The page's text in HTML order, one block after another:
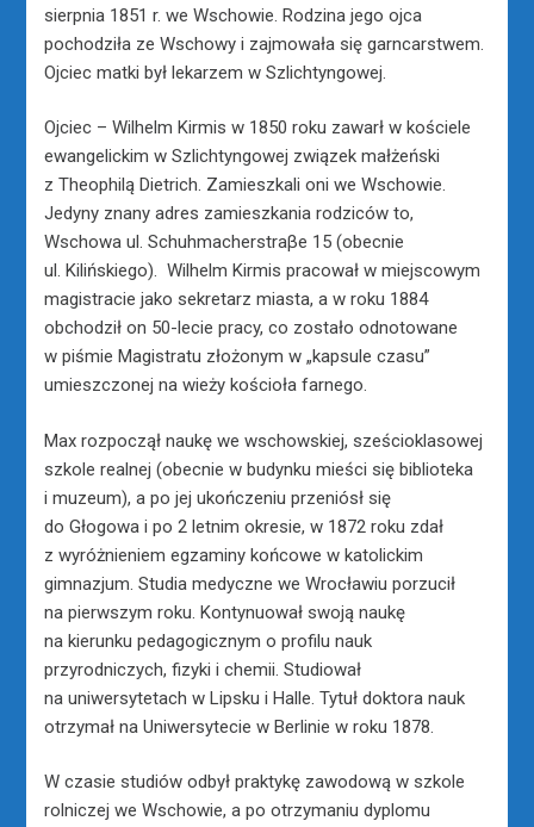
sierpnia 1851 r. we Wschowie. Rodzina jego ojca
pochodziła ze Wschowy i zajmowała się garncarstwem.
Ojciec matki był lekarzem w Szlichtyngowej.
Ojciec – Wilhelm Kirmis w 1850 roku zawarł w kościele
ewangelickim w Szlichtyngowej związek małżeński
z Theophilą Dietrich. Zamieszkali oni we Wschowie.
Jedyny znany adres zamieszkania rodziców to,
Wschowa ul. Schuhmacherstraβe 15 (obecnie
ul. Kilińskiego). Wilhelm Kirmis pracował w miejscowym
magistracie jako sekretarz miasta, a w roku 1884
obchodził on 50-lecie pracy, co zostało odnotowane
w piśmie Magistratu złożonym w „kapsule czasu”
umieszczonej na wieży kościoła farnego.
Max rozpoczął naukę we wschowskiej, sześcioklasowej
szkole realnej (obecnie w budynku mieści się biblioteka
i muzeum), a po jej ukończeniu przeniósł się
do Głogowa i po 2 letnim okresie, w 1872 roku zdał
z wyróżnieniem egzaminy końcowe w katolickim
gimnazjum. Studia medyczne we Wrocławiu porzucił
na pierwszym roku. Kontynuował swoją naukę
na kierunku pedagogicznym o profilu nauk
przyrodniczych, fizyki i chemii. Studiował
na uniwersytetach w Lipsku i Halle. Tytuł doktora nauk
otrzymał na Uniwersytecie w Berlinie w roku 1878.
W czasie studiów odbył praktykę zawodową w szkole
rolniczej we Wschowie, a po otrzymaniu dyplomu